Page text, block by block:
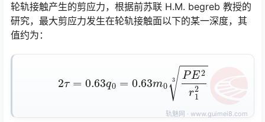
轮轨接触产生的剪应力，根据前苏联 H.M. begreb 教授的
研究，最大剪应力发生在轮轨接触面以下的某一深度，其
值约为：
2τ=0.63q0=0.63m0PE2r123